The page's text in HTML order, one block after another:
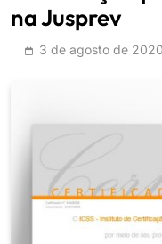
na Jusprev
3 de agosto de 2020